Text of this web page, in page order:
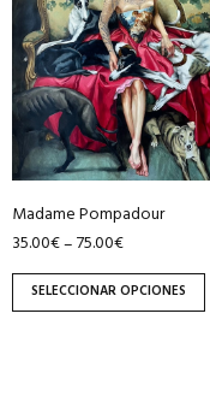
Madame Pompadour
35.00€–75.00€
SELECCIONAR OPCIONES
tiene
múltiples
variantes.
Las
opciones
se
pueden
elegir
en
la
página